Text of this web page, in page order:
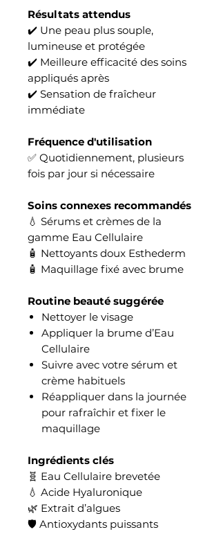
Résultats attendus
✔️ Une peau plus souple,
lumineuse et protégée
✔️ Meilleure efficacité des soins
appliqués après
✔️ Sensation de fraîcheur
immédiate
Fréquence d'utilisation
✅ Quotidiennement, plusieurs
fois par jour si nécessaire
Soins connexes recommandés
💧 Sérums et crèmes de la
gamme Eau Cellulaire
🧴 Nettoyants doux Esthederm
🧴 Maquillage fixé avec brume
Routine beauté suggérée
Nettoyer le visage
Appliquer la brume d’Eau
Cellulaire
Suivre avec votre sérum et
crème habituels
Réappliquer dans la journée
pour rafraîchir et fixer le
maquillage
Ingrédients clés
🧬 Eau Cellulaire brevetée
💧 Acide Hyaluronique
🌿 Extrait d’algues
🛡️ Antioxydants puissants